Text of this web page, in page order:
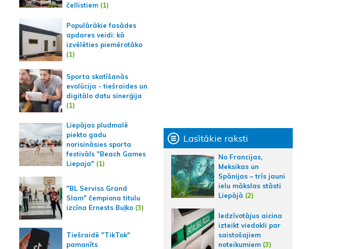
čellistiem(1)
Populārākie fasādes
apdares veidi: kā
izvēlēties piemērotāko
(1)
Sporta skatīšanās
evolūcija - tiešraides un
digitālo datu sinerģija
(1)
Liepājas pludmalē
piekto gadu
norisināsies sporta
festivāls "Beach Games
Liepaja"(1)
"BL Serviss Grand
Slam" čempiona titulu
izcīna Ernests Buļko(3)
Tiešraidē "TikTok"
pamanīts
Lasītākie raksti
No Francijas,
Meksikas un
Spānijas – trīs jauni
ielu mākslas stāsti
Liepājā (2)
Iedzīvotājus aicina
izteikt viedokli par
saistošajiem
noteikumiem (3)